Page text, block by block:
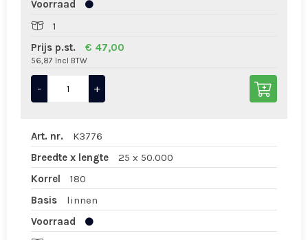
Voorraad
1
Prijs p.st.
€ 47,00
56,87 Incl BTW
- +
Art. nr.
K3776
Breedte x lengte
25 x 50.000
Korrel
180
Basis
linnen
Voorraad